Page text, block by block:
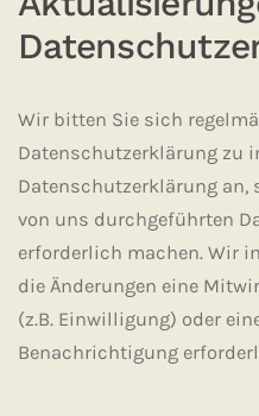
Wir bitten Sie sich
Datenschutzerklärung zu
Datenschutzerklärung an,
von uns durchgeführten
erforderlich machen. Wir
die Änderungen eine
(z.B. Einwilligung) oder
Benachrichtigung